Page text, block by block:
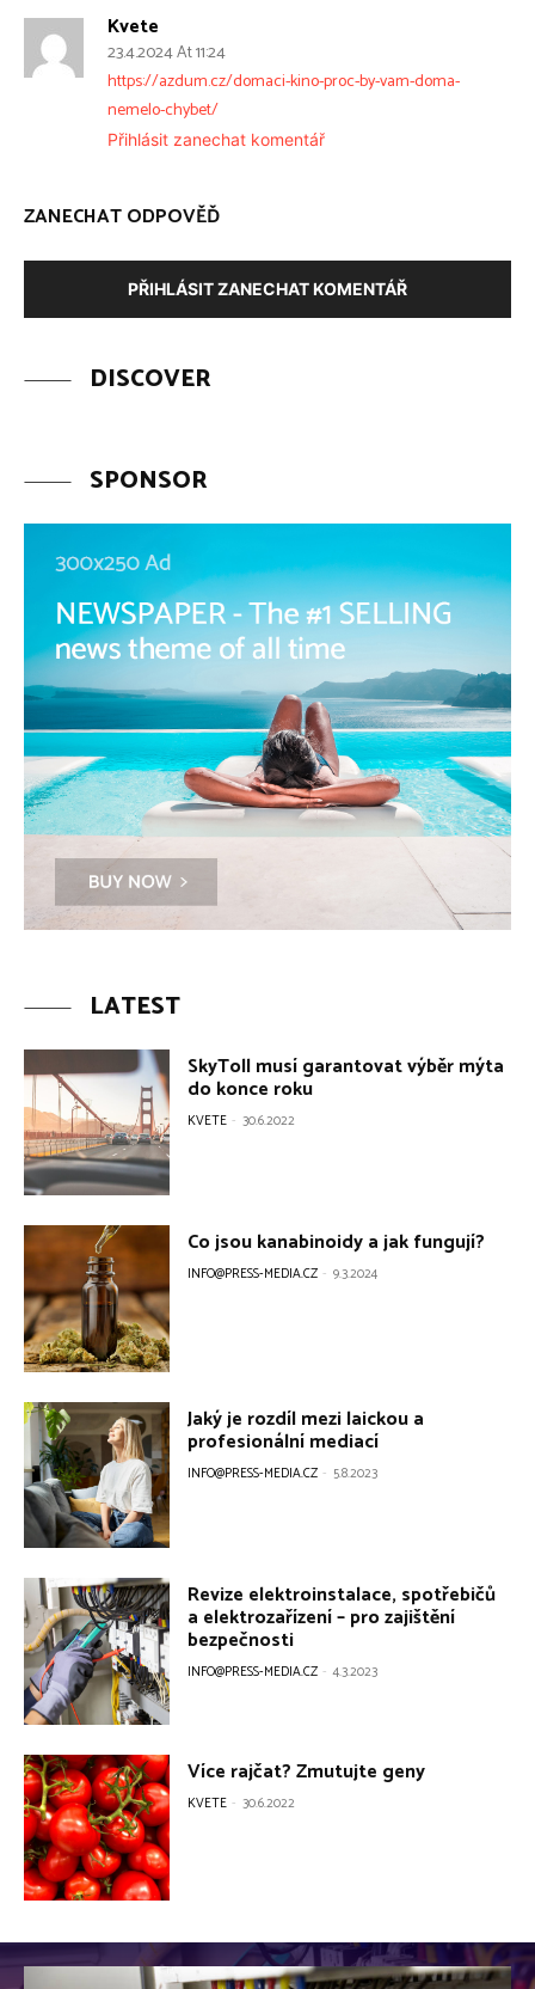
Kvete
23.4.2024 At 11:24
https://azdum.cz/domaci-kino-proc-by-vam-doma-
nemelo-chybet/
Přihlásit zanechat komentář
ZANECHAT ODPOVĚĎ
PŘIHLÁSIT ZANECHAT KOMENTÁŘ
DISCOVER
SPONSOR
LATEST
SkyToll musí garantovat výběr mýta
do konce roku
KVETE - 30.6.2022
Co jsou kanabinoidy a jak fungují?
INFO@PRESS-MEDIA.CZ - 9.3.2024
Jaký je rozdíl mezi laickou a
profesionální mediací
INFO@PRESS-MEDIA.CZ - 5.8.2023
Revize elektroinstalace, spotřebičů
a elektrozařízení – pro zajištění
bezpečnosti
INFO@PRESS-MEDIA.CZ - 4.3.2023
Více rajčat? Zmutujte geny
KVETE - 30.6.2022